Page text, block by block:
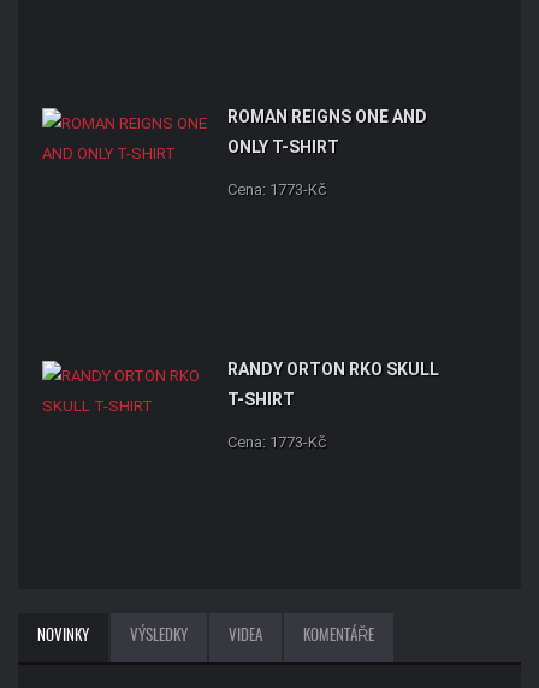
ROMAN REIGNS ONE AND
ONLY T-SHIRT
Cena: 1773-Kč
RANDY ORTON RKO SKULL
T-SHIRT
Cena: 1773-Kč
NOVINKY VÝSLEDKY VIDEA KOMENTÁŘE